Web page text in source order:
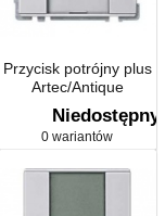
Przycisk potrójny plus
Artec/Antique
Niedostępny
0 wariantów